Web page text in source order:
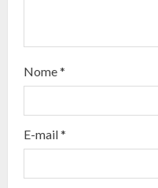
a
d
n
g
Nome*
E-mail*